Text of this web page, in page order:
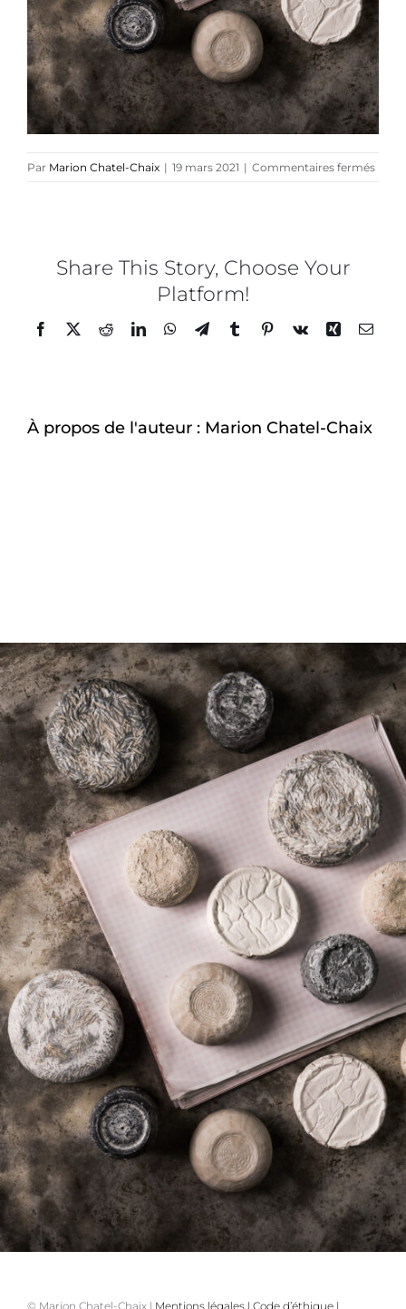
À-propos
Par Marion Chatel-Chaix | 19 mars 2021 | Commentaires ferméssur
Share This Story, Choose Your
Platform!
Facebook
TwitterRedditLinkedInWhatsApp
TelegramTumblrPinterest
Vk Xing Email
À propos de l'auteur : Marion Chatel-Chaix
© Marion Chatel-Chaix | Mentions légales| Code d’éthique|